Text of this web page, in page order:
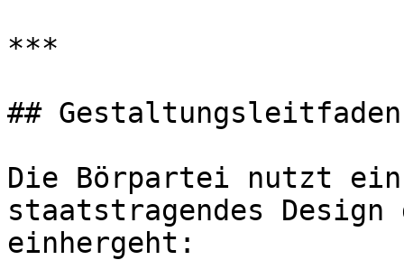
***
## Gestaltungsleitfaden
Die Börpartei nutzt
staatstragendes
einhergeht: